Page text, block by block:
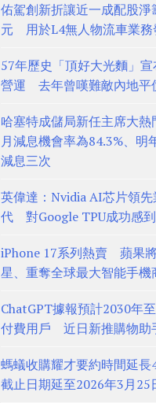
佑駕創新折讓近一成配股淨
元 用於L4無人物流車業務
57年歷史「頂好大光麵」宣
營運 去年曾嘆難敵內地平
哈塞特成儲局新任主席大
月減息機會率為84.3%、明
減息三次
英偉達：Nvidia AI芯片領先
代 對Google TPU成功感
iPhone 17系列熱賣 蘋果
星、重奪全球最大智能手機
ChatGPT據報預計2030年
付費用戶 近日新推購物助
螞蟻收購耀才要約時間延
截止日期延至2026年3月25